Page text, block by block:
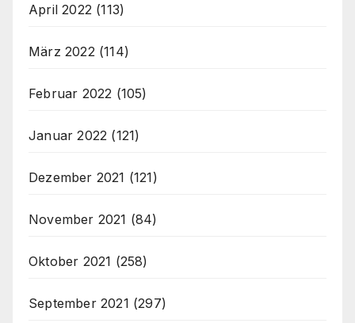
April 2022 (113)
März 2022 (114)
Februar 2022 (105)
Januar 2022 (121)
Dezember 2021 (121)
November 2021 (84)
Oktober 2021 (258)
September 2021 (297)